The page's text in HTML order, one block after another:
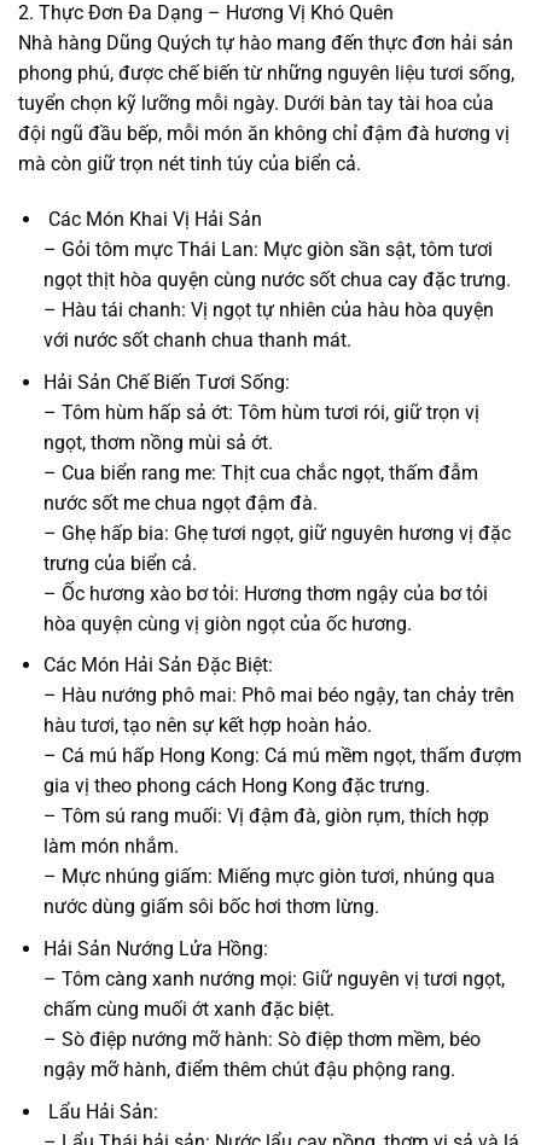
2. Thực Đơn Đa Dạng – Hương Vị Khó Quên
Nhà hàng Dũng Quých tự hào mang đến thực đơn hải sản
phong phú, được chế biến từ những nguyên liệu tươi sống,
tuyển chọn kỹ lưỡng mỗi ngày. Dưới bàn tay tài hoa của
đội ngũ đầu bếp, mỗi món ăn không chỉ đậm đà hương vị
mà còn giữ trọn nét tinh túy của biển cả.
Các Món Khai Vị Hải Sản
– Gỏi tôm mực Thái Lan: Mực giòn sần sật, tôm tươi
ngọt thịt hòa quyện cùng nước sốt chua cay đặc trưng.
– Hàu tái chanh: Vị ngọt tự nhiên của hàu hòa quyện
với nước sốt chanh chua thanh mát.
Hải Sản Chế Biến Tươi Sống:
– Tôm hùm hấp sả ớt: Tôm hùm tươi rói, giữ trọn vị
ngọt, thơm nồng mùi sả ớt.
– Cua biển rang me: Thịt cua chắc ngọt, thấm đẫm
nước sốt me chua ngọt đậm đà.
– Ghẹ hấp bia: Ghẹ tươi ngọt, giữ nguyên hương vị đặc
trưng của biển cả.
– Ốc hương xào bơ tỏi: Hương thơm ngậy của bơ tỏi
hòa quyện cùng vị giòn ngọt của ốc hương.
Các Món Hải Sản Đặc Biệt:
– Hàu nướng phô mai: Phô mai béo ngậy, tan chảy trên
hàu tươi, tạo nên sự kết hợp hoàn hảo.
– Cá mú hấp Hong Kong: Cá mú mềm ngọt, thấm đượm
gia vị theo phong cách Hong Kong đặc trưng.
– Tôm sú rang muối: Vị đậm đà, giòn rụm, thích hợp
làm món nhắm.
– Mực nhúng giấm: Miếng mực giòn tươi, nhúng qua
nước dùng giấm sôi bốc hơi thơm lừng.
Hải Sản Nướng Lửa Hồng:
– Tôm càng xanh nướng mọi: Giữ nguyên vị tươi ngọt,
chấm cùng muối ớt xanh đặc biệt.
– Sò điệp nướng mỡ hành: Sò điệp thơm mềm, béo
ngậy mỡ hành, điểm thêm chút đậu phộng rang.
Lẩu Hải Sản: